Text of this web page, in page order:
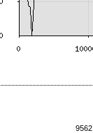
9562